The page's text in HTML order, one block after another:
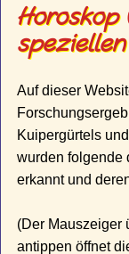
Auf dieser
Kuipergürtels
wurden folgende
erkannt und
(Der Mauszeiger
antippen öffnet